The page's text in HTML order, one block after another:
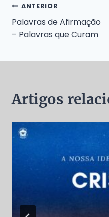
Navegação
de
ANTERIOR
Palavras de Afirmação
– Palavras que Curam
Artigos